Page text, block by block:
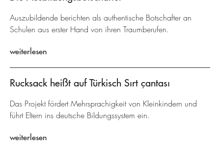
Auszubildende berichten als authentische Botschafter an
Schulen aus erster Hand von ihren Traumberufen.
weiterlesen
Rucksack heißt auf Türkisch Sırt çantası
Das Projekt fördert Mehrsprachigkeit von Kleinkindern und
führt Eltern ins deutsche Bildungssystem ein.
weiterlesen